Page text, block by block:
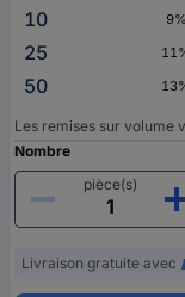
10
25
50
Les remises sur volume
Nombre
pièce(s)
Livraison gratuite avec